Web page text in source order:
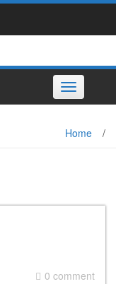
Toggle
navigation
Home /
0 comment